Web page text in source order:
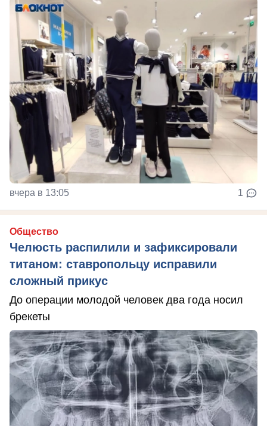
вчера в 13:05 1
Общество
Челюсть распилили и зафиксировали
титаном: ставропольцу исправили
сложный прикус
До операции молодой человек два года носил
брекеты